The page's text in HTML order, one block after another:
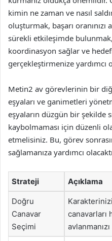
kimin ne zaman ve nasıl
oluşturmak, başarı
sürekli etkileşimde
koordinasyon sağlar ve
gerçekleştirmenize yardımcı
Metin2 av görevlerinin bir
eşyaları ve ganimetleri
eşyaların düzgün bir şekilde
kaybolmaması için düzenli
etmelisiniz. Bu, görev
sağlamanıza yardımcı
Strateji Açıklama
Doğru
Canavar
Seçimi
canavarları